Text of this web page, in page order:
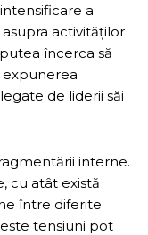
a
activităților
încerca să
de liderii săi
interne.
cu atât există
între diferite
tensiuni pot